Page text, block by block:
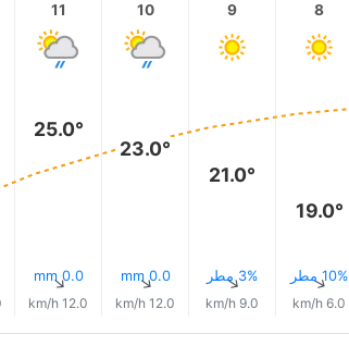
8
19.0°
10% مطر↑
6.0 km/h
9
21.0°
3% مطر↑
9.0 km/h
10
23.0°
0.0 mm
↑
12.0 km/h
11
25.0°
0.0 mm
↑
12.0 km/h